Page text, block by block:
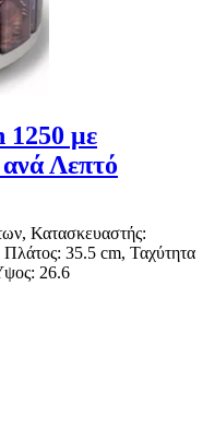
σχετικά με
εικόνα του κοινού
κοινοποιούμε
σας χρήση της
κοινωνικής
1250 με
Λεπτό
Κατασκευαστής:
35.5 cm, Ταχύτητα
26.6